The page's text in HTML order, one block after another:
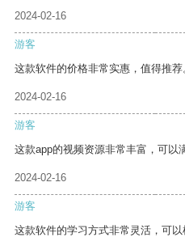
2024-02-16
游客
这款软件的价格非常实惠，值得推荐
2024-02-16
游客
这款app的视频资源非常丰富，可以
2024-02-16
游客
这款软件的学习方式非常灵活，可以